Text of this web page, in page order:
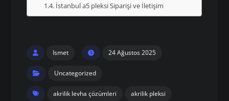
İstanbul a5 pleksi Siparişi ve İletişim
Ismet 24 Ağustos 2025
Uncategorized
akrilik levha çözümleri akrilik pleksi